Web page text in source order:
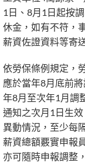
1日、8月1日起按
休金，如有不符，
薪資佐證資料等寄
依勞保條例規定，
應於當年8月底前
年8月至次年1月調
通知之次月1日生
異動情況，至少每
薪資總額覈實申報
亦可隨時申報調整